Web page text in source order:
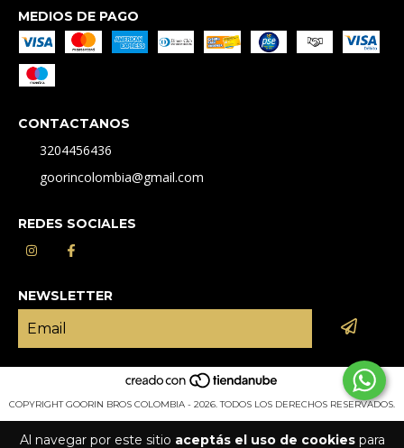
Al navegar por este sitio aceptás el uso de cookiespara
MEDIOS DE PAGO
CONTACTANOS
3204456436
goorincolombia@gmail.com
REDES SOCIALES
NEWSLETTER
COPYRIGHT GOORIN BROS COLOMBIA - 2026. TODOS LOS DERECHOS RESERVADOS.